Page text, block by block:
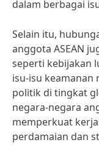
dalam berbagai
Selain itu,
anggota ASEAN
seperti kebijakan
isu-isu keamanan
politik di tingkat
negara-negara
memperkuat
perdamaian dan